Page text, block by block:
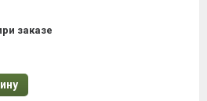
заказе